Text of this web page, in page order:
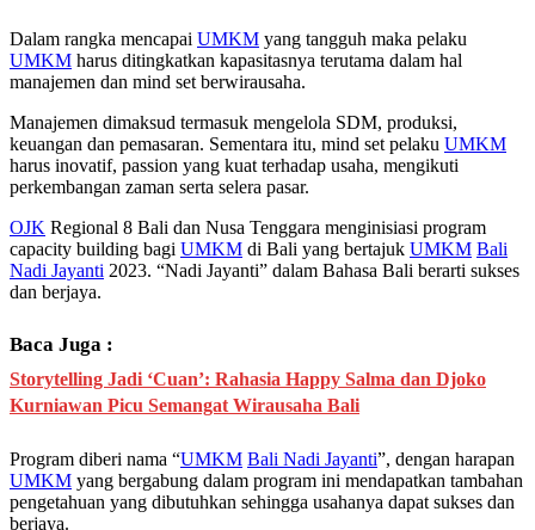
Dalam rangka mencapai UMKM yang tangguh maka pelaku
UMKM harus ditingkatkan kapasitasnya terutama dalam hal
manajemen dan mind set berwirausaha.
Manajemen dimaksud termasuk mengelola SDM, produksi,
keuangan dan pemasaran. Sementara itu, mind set pelaku UMKM
harus inovatif, passion yang kuat terhadap usaha, mengikuti
perkembangan zaman serta selera pasar.
OJK Regional 8 Bali dan Nusa Tenggara menginisiasi program
capacity building bagi UMKM di Bali yang bertajuk UMKM Bali
Nadi Jayanti 2023. “Nadi Jayanti” dalam Bahasa Bali berarti sukses
dan berjaya.
Baca Juga :
Storytelling Jadi ‘Cuan’: Rahasia Happy Salma dan Djoko
Kurniawan Picu Semangat Wirausaha Bali
Program diberi nama “UMKM Bali Nadi Jayanti”, dengan harapan
UMKM yang bergabung dalam program ini mendapatkan tambahan
pengetahuan yang dibutuhkan sehingga usahanya dapat sukses dan
berjaya.